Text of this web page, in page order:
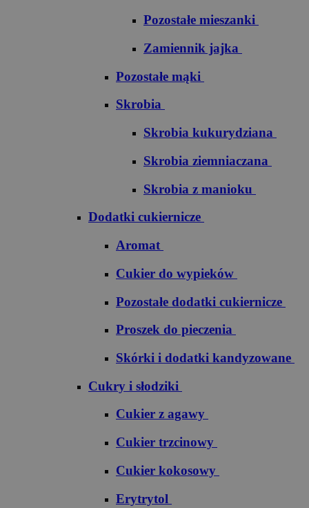
Pozostałe mieszanki
Zamiennik jajka
Pozostałe mąki
Skrobia
Skrobia kukurydziana
Skrobia ziemniaczana
Skrobia z manioku
Dodatki cukiernicze
Aromat
Cukier do wypieków
Pozostałe dodatki cukiernicze
Proszek do pieczenia
Skórki i dodatki kandyzowane
Cukry i słodziki
Cukier z agawy
Cukier trzcinowy
Cukier kokosowy
Erytrytol